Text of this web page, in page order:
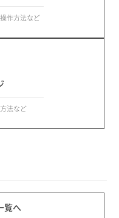
作方法など
法など
覧へ